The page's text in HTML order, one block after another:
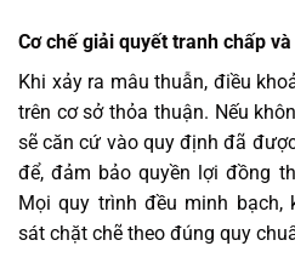
Cơ chế giải quyết tranh chấp
Khi xảy ra mâu thuẫn, điều
trên cơ sở thỏa thuận. Nếu
sẽ căn cứ vào quy định đã
để, đảm bảo quyền lợi đồng
Mọi quy trình đều minh bạch,
sát chặt chẽ theo đúng quy